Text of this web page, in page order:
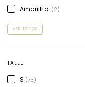
Amarillito. (2)
VER TODOS
TALLE
S (75)